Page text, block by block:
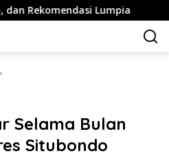
Lumpia Panduan
Selama Bulan
Situbondo